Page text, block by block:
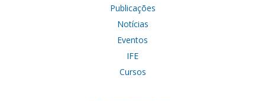
Publicações
Notícias
Eventos
IFE
Cursos